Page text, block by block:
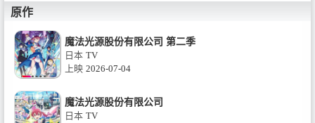
原作
魔法光源股份有限公司 第二季
日本 TV
上映 2026-07-04
魔法光源股份有限公司
日本 TV